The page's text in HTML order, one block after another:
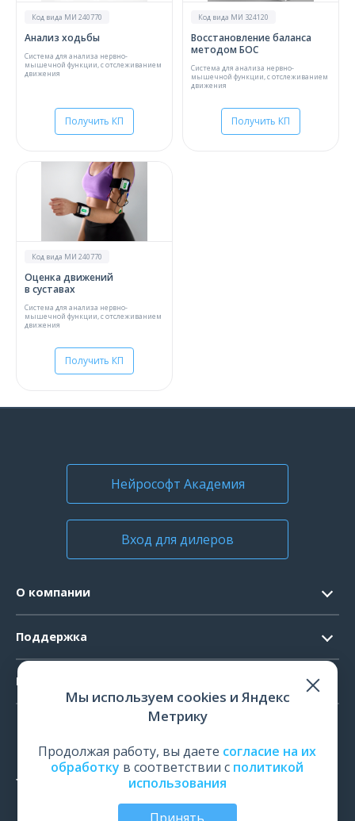
Код вида МИ 240770
Анализ ходьбы
Система для анализа нервно-
мышечной функции, с отслеживанием
движения
Получить КП
Код вида МИ 324120
Восстановление баланса
методом БОС
Система для анализа нервно-
мышечной функции, с отслеживанием
движения
Получить КП
Код вида МИ 240770
Оценка движений
в суставах
Система для анализа нервно-
мышечной функции, с отслеживанием
движения
Получить КП
Нейрософт Академия
Вход для дилеров
О компании
Официальные документы
Поддержка
Системные требования
Поверка и калибровка
Продукты
ЭМГ
ИОМ
Мы используем cookies и Яндекс
Метрику
Продолжая работу, вы даете согласие на их
обработку в соответствии с политикой
использования